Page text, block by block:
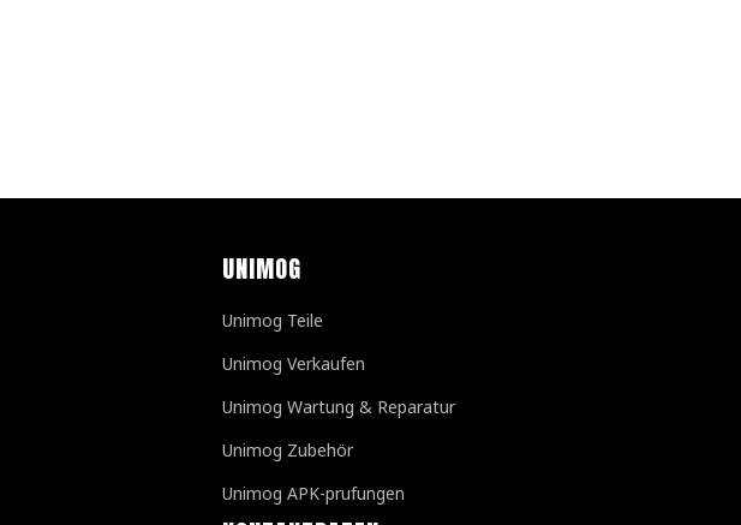
UNIMOG
Unimog Teile
Unimog Verkaufen
Unimog Wartung & Reparatur
Unimog Zubehör
Unimog APK-prufungen